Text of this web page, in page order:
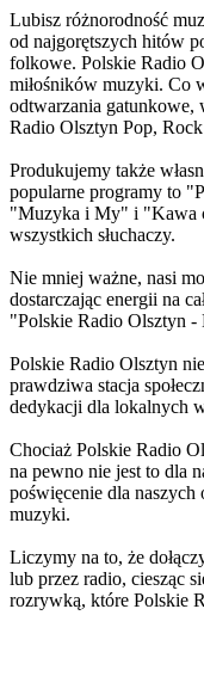
Lubisz różnorodność
od najgorętszych hitów
folkowe. Polskie Radio
miłośników muzyki. Co
odtwarzania gatunkowe,
Radio Olsztyn Pop,
Produkujemy także
popularne programy to
"Muzyka i My" i "Kawa
wszystkich słuchaczy.
Nie mniej ważne, nasi
dostarczając energii na
"Polskie Radio Olsztyn -
Polskie Radio Olsztyn
prawdziwa stacja
dedykacji dla lokalnych
Chociaż Polskie Radio
na pewno nie jest to dla
poświęcenie dla naszych
muzyki.
Liczymy na to, że
lub przez radio, ciesząc
rozrywką, które Polskie